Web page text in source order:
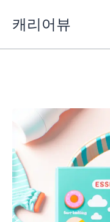
캐리어뷰